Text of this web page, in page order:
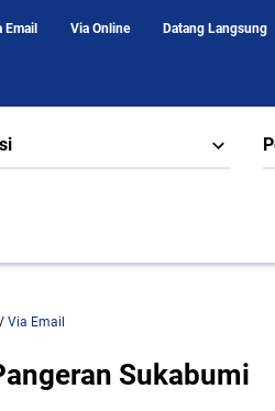
Email Via Online Datang Langsung
/ Via Email
Sukabumi